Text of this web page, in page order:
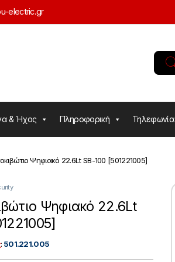
electric.gr
& Ήχος Πληροφορική Τηλεφωνία
Ψηφιακό 22.6Lt SB-100 [501221005]
Ψηφιακό 22.6Lt
: 501.221.005